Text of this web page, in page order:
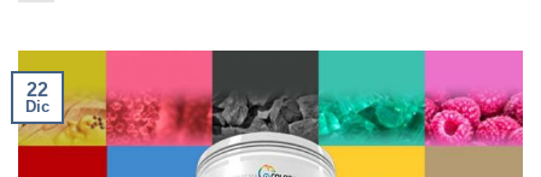
22
Dic